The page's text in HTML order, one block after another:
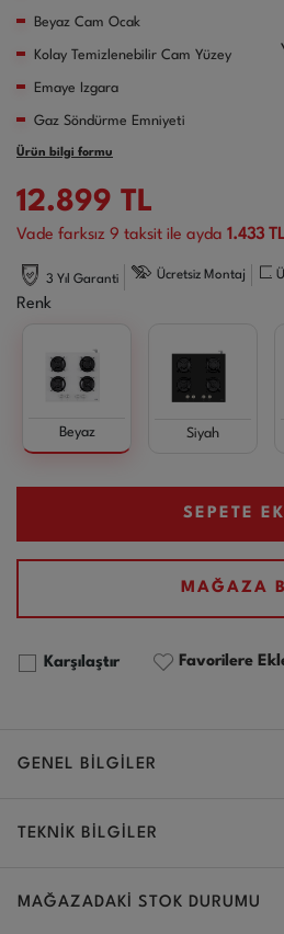
Beyaz Cam Ocak
Kolay Temizlenebilir Cam Yüzey
Emaye Izgara
Gaz Söndürme Emniyeti
Ürün bilgi formu
12.899 TL
Vade farksız 9 taksit ile ayda 1.433 TL
3 Yıl Garanti Ücretsiz Montaj
Renk
Beyaz Siyah
SEPETE
MAĞAZA
Karşılaştır Favorilere
GENEL BİLGİLER
TEKNİK BİLGİLER
MAĞAZADAKİ STOK DURUMU